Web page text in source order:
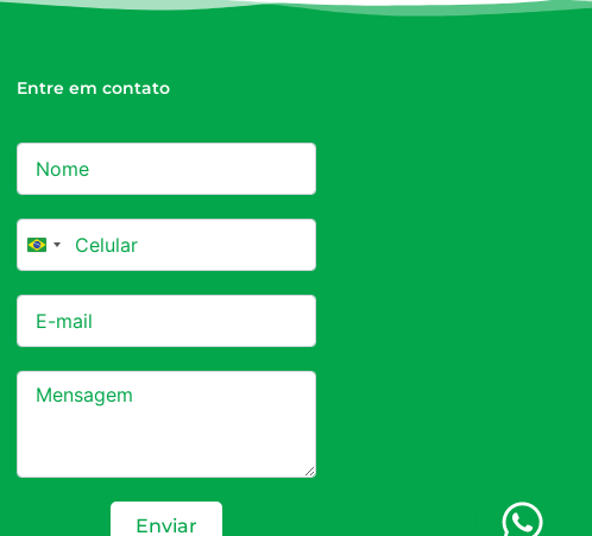
Entre em contato
Brazil +55
Enviar